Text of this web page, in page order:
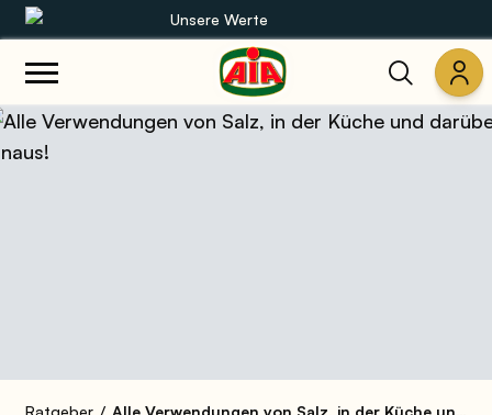
Unsere Werte
Unsere Sortimente
Ratgeber Alle Verwendungen von Salz, in der Küche und darüber hinaus!